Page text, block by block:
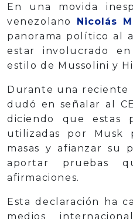
En una movida
venezolano Nicolás
panorama político al
estar involucrado en
estilo de Mussolini y
Durante una reciente
dudó en señalar al
diciendo que estas
utilizadas por Musk
masas y afianzar su
aportar pruebas
afirmaciones.
Esta declaración ha
medios